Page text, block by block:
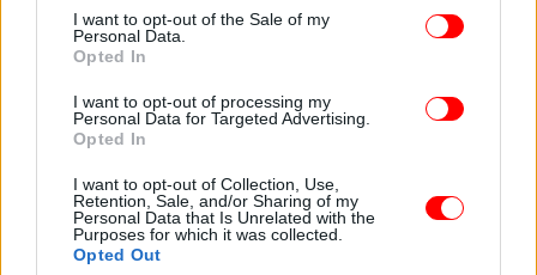
consent section.
I want to opt-out of the Sale of my
Personal Data.
Opted In
I want to opt-out of processing my
Personal Data for Targeted Advertising.
Opted In
I want to opt-out of Collection, Use,
Retention, Sale, and/or Sharing of my
Personal Data that Is Unrelated with the
Purposes for which it was collected.
Opted Out